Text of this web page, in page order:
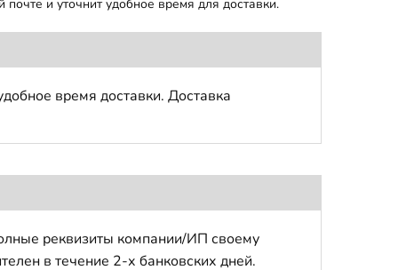
и уточнит удобное время для доставки.
время доставки. Доставка
реквизиты компании/ИП своему
в течение 2-х банковских дней.